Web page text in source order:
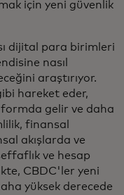
için yeni güvenlik
dijital para birimleri
nasıl
araştırıyor.
hareket eder,
gelir ve daha
finansal
akışlarda ve
ve hesap
CBDC'ler yeni
yüksek derecede